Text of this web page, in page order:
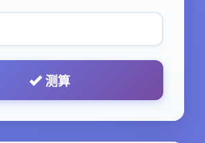
测算